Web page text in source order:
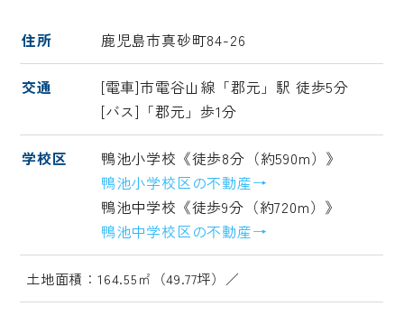
住所 鹿児島市真砂町84-26
交通
[電車]市電谷山線「郡元」駅 徒歩5分
[バス]「郡元」歩1分
学校区
鴨池小学校《徒歩8分（約590m）》
鴨池小学校区の不動産→
鴨池中学校《徒歩9分（約720m）》
鴨池中学校区の不動産→
土地面積：164.55㎡（49.77坪）／